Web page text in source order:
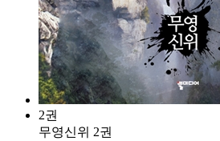
2권
무영신위 2권